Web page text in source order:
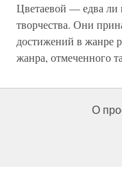
Цветаевой — едва ли
творчества. Они
достижений в жанре
жанра, отмеченного
О